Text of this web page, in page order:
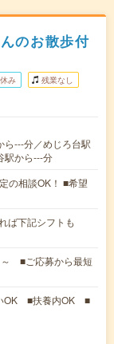
のお散歩付
み 残業なし
ら---分／めじろ台駅
駅から---分
の相談OK！ ■希望
ば下記シフトも
～ ■ご応募から最短
OK ■扶養内OK ■